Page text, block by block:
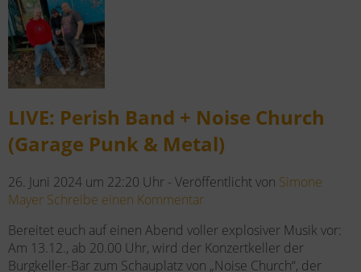
LIVE: Perish Band + Noise Church
(Garage Punk & Metal)
26. Juni 2024 um 22:20 Uhr - Veröffentlicht von Simone
Mayer Schreibe einen Kommentar
Bereitet euch auf einen Abend voller explosiver Musik vor:
Am 13.12., ab 20.00 Uhr, wird der Konzertkeller der
Burgkeller-Bar zum Schauplatz von „Noise Church“, der